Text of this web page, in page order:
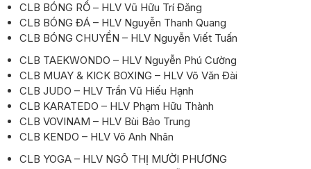
CLB BÓNG RỔ – HLV Vũ Hữu Trí Đăng
CLB BÓNG ĐÁ – HLV Nguyễn Thanh Quang
CLB BÓNG CHUYỀN – HLV Nguyễn Viết Tuấn
CLB TAEKWONDO – HLV Nguyễn Phú Cường
CLB MUAY & KICK BOXING – HLV Võ Văn Đài
CLB JUDO – HLV Trần Vũ Hiếu Hạnh
CLB KARATEDO – HLV Phạm Hữu Thành
CLB VOVINAM – HLV Bùi Bảo Trung
CLB KENDO – HLV Võ Anh Nhân
CLB YOGA – HLV NGÔ THỊ MƯỜI PHƯƠNG